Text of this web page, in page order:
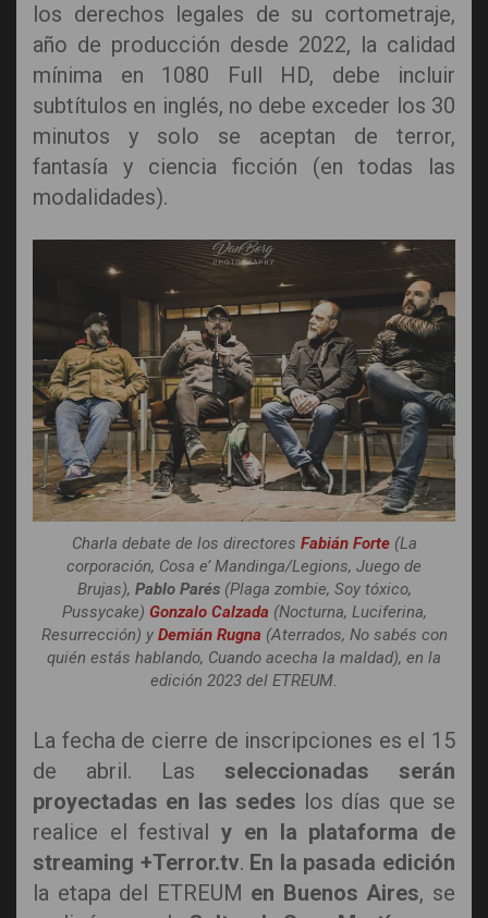
los derechos legales de su cortometraje,
año de producción desde 2022, la calidad
mínima en 1080 Full HD, debe incluir
subtítulos en inglés, no debe exceder los 30
minutos y solo se aceptan de terror,
fantasía y ciencia ficción (en todas las
modalidades).
Charla debate de los directores Fabián Forte(La
corporación, Cosa e’ Mandinga/Legions, Juego de
Brujas), Pablo Parés(Plaga zombie, Soy tóxico,
Pussycake) Gonzalo Calzada (Nocturna, Luciferina,
Resurrección) y Demián Rugna (Aterrados, No sabés con
quién estás hablando, Cuando acecha la maldad), en la
edición 2023 del ETREUM.
La fecha de cierre de inscripciones es el 15
de abril. Las seleccionadas serán
proyectadas en las sedes los días que se
realice el festivaly en la plataforma de
streaming +Terror.tv. En la pasada edición
la etapa del ETREUM en Buenos Aires, se